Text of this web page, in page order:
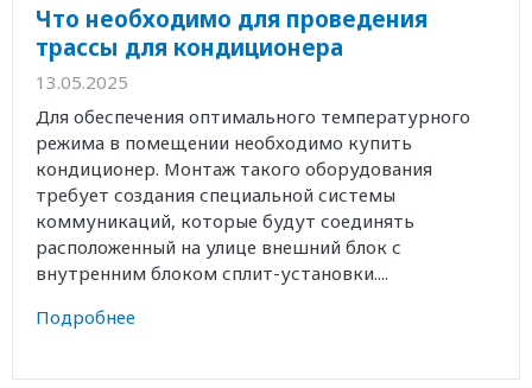
Что необходимо для проведения
трассы для кондиционера
13.05.2025
Для обеспечения оптимального температурного
режима в помещении необходимо купить
кондиционер. Монтаж такого оборудования
требует создания специальной системы
коммуникаций, которые будут соединять
расположенный на улице внешний блок с
внутренним блоком сплит-установки....
Подробнее